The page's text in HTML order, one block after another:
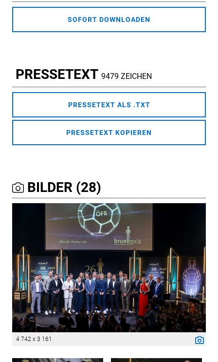
SOFORT DOWNLOADEN
PRESSETEXT 9479 ZEICHEN
PRESSETEXT ALS .TXT
PRESSETEXT KOPIEREN
BILDER (28)
4 742 x 3 161